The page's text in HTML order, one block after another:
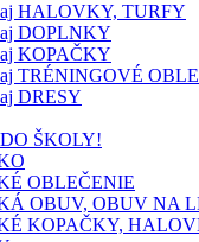
HALOVKY, TURFY
DOPLNKY
KOPAČKY
TRÉNINGOVÉ
DRESY
ŠKOLY!
OBLEČENIE
OBUV, OBUV NA
KOPAČKY,